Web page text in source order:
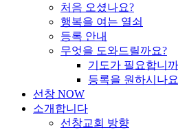
처음 오셨나요?
행복을 여는 열쇠
등록 안내
무엇을 도와드릴까요?
기도가 필요합니
등록을 원하시나
선창 NOW
소개합니다
선창교회 방향